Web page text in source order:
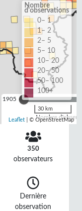
1905
Nombre
Nombre
d'observations
0– 1
1– 2
2– 5
5– 10
10– 20
20– 50
50– 100
100+
30 km
Leaflet | © OpenStreetMap
350
observateurs
Dernière
observation